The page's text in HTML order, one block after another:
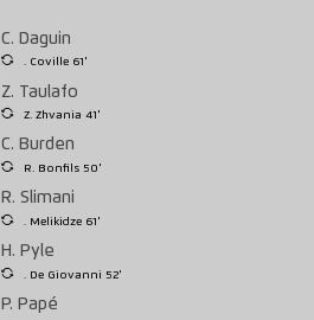
C. Daguin
. Coville 61'
Z. Taulafo
Z. Zhvania 41'
C. Burden
R. Bonfils 50'
R. Slimani
. Melikidze 61'
H. Pyle
. De Giovanni 52'
P. Papé